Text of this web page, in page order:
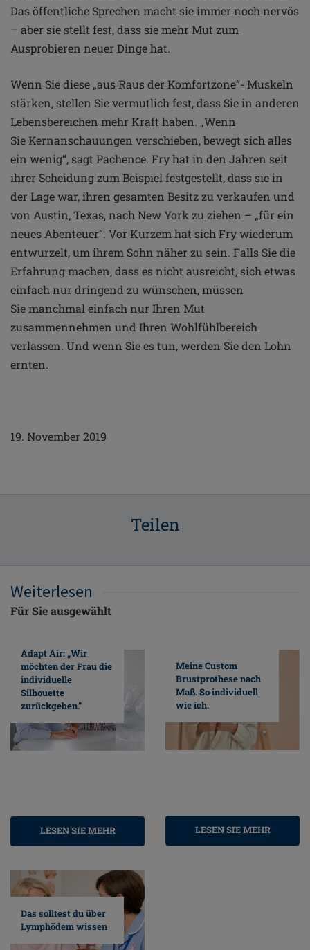
Das öffentliche Sprechen macht sieimmer noch nervös
– aber sie stellt fest, dass sie mehr Mut zum
Ausprobieren neuer Dinge hat.
Wenn Sie diese „aus Raus der Komfortzone“- Muskeln
stärken, stellen Sie vermutlich fest, dass Sie in anderen
Lebensbereichen mehr Kraft haben. „Wenn
SieKernanschauungen verschieben, bewegt sich alles
ein wenig“, sagt Pachence. Fry hat in den Jahren seit
ihrer Scheidung zum Beispiel festgestellt, dass sie in
der Lage war, ihren gesamten Besitz zu verkaufen und
von Austin, Texas, nach New York zu ziehen – „für ein
neues Abenteuer“. Vor Kurzem hat sich Frywiederum
entwurzelt, um ihrem Sohn näher zu sein. Falls Sie die
Erfahrung machen, dass es nicht ausreicht, sich etwas
einfach nur dringend zu wünschen, müssen
Siemanchmal einfach nur Ihren Mut
zusammennehmen und Ihren Wohlfühlbereich
verlassen. Und wenn Sie es tun,werden Sie den Lohn
ernten.
19. November 2019
Teilen
Weiterlesen
Für Sie ausgewählt
Adapt Air: „Wir
möchten der Frau die
individuelle
Silhouette
zurückgeben.”
LESEN SIE MEHR
Meine Custom
Brustprothese nach
Maß. So individuell
wie ich.
LESEN SIE MEHR
Das solltest du über
Lymphödem wissen